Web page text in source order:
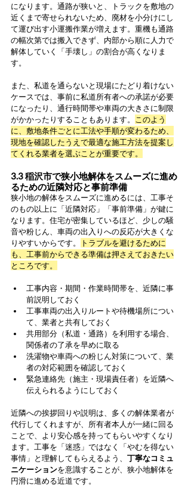
になります。通路が狭いと、トラックを敷地の
近くまで寄せられないため、廃材を小分けにし
て運び出す小運搬作業が増えます。重機も通路
の幅次第では搬入できず、内部から順に人力で
解体していく「手壊し」の割合が高くなりま
す。
また、私道を通らないと現場にたどり着けない
ケースでは、事前に私道所有者への承諾が必要
になったり、通行時間帯や車両の大きさに制限
がかかったりすることもあります。
このよう
に、敷地条件ごとに工法や手順が変わるため、
現地を確認したうえで最適な施工方法を提案し
てくれる業者を選ぶことが重要です。
3.3 稲沢市で狭小地解体をスムーズに進め
るための近隣対応と事前準備
狭小地の解体をスムーズに進めるには、工事そ
のもの以上に「近隣対応」「事前準備」が鍵に
なります。住宅が密集しているほど、少しの騒
音や粉じん、車両の出入りへの反応が大きくな
りやすいからです。
トラブルを避けるために
も、工事前からできる準備は押さえておきたい
ところです。
工事内容・期間・作業時間帯を、近隣に事
前説明しておく
工事車両の出入りルートや待機場所につい
て、業者と共有しておく
共用部分（私道・通路）を利用する場合、
関係者の了承を早めに取る
洗濯物や車両への粉じん対策について、業
者の対応範囲を確認しておく
緊急連絡先（施主・現場責任者）を近隣へ
伝えられるようにしておく
近隣への挨拶回りや説明は、多くの解体業者が
代行してくれますが、所有者本人が一緒に回る
ことで、より安心感を持ってもらいやすくなり
ます。工事を「迷惑」ではなく「やむを得ない
事情」と理解してもらえるよう、 丁寧なコミュ
ニケーションを意識することが、狭小地解体を
円滑に進める近道です。